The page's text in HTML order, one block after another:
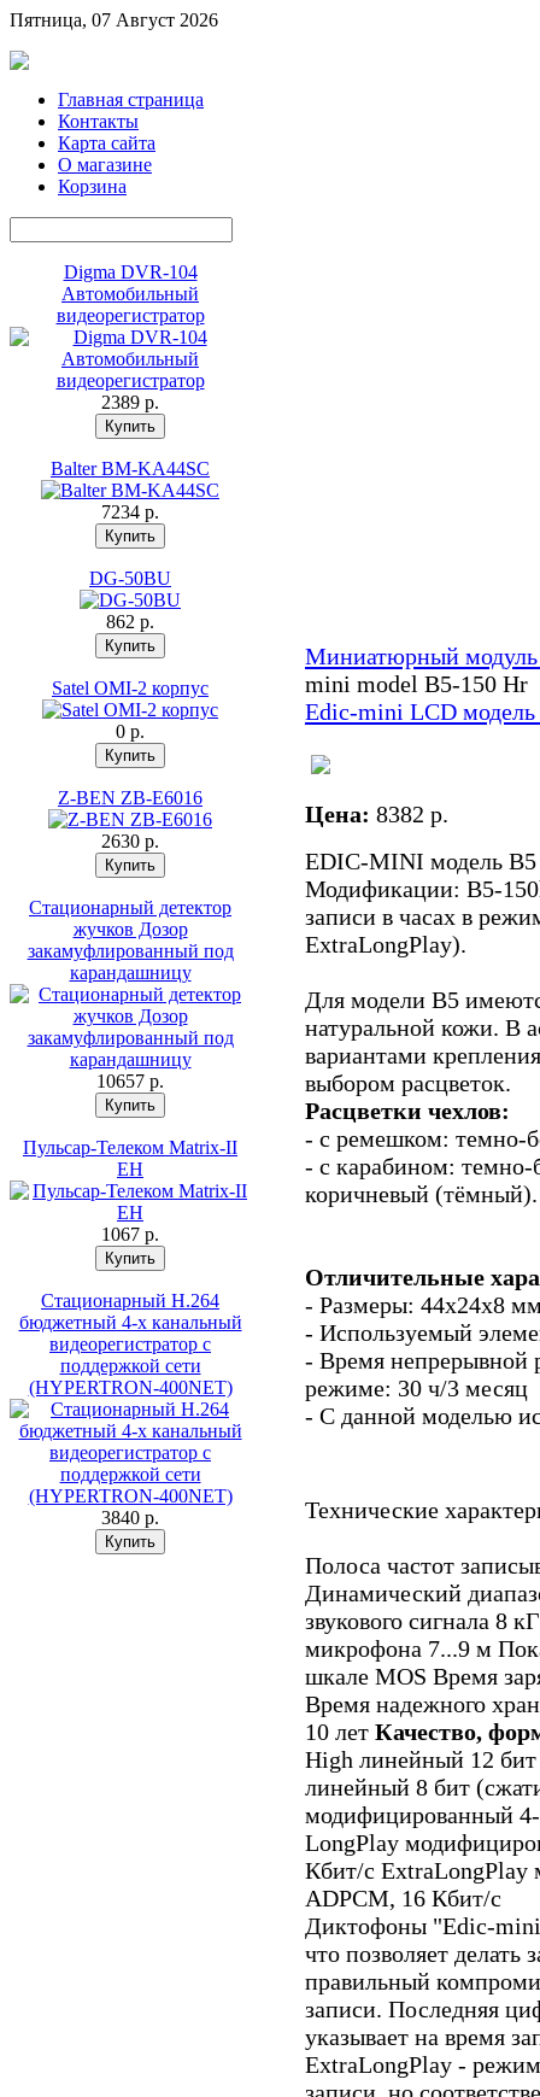
Пятница, 07 Август 2026
Главная страница
Контакты
Карта сайта
О магазине
Корзина
Digma DVR-104
Автомобильный
видеорегистратор
2389 p.
Balter BM-KA44SC
7234 p.
DG-50BU
862 p.
Satel OMI-2 корпус
0 p.
Z-BEN ZB-E6016
2630 p.
Стационарный детектор
жучков Дозор
закамуфлированный под
карандашницу
10657 p.
Пульсар-Телеком Matrix-II
EH
1067 p.
Стационарный H.264
бюджетный 4-х канальный
видеорегистратор с
поддержкой сети
(HYPERTRON-400NET)
3840 p.
Миниатюрный
mini model B5-150 Hr
Edic-mini LCD
Цена: 8382 p.
EDIC-MINI модель B5
Модификации: B5-
записи в часах в
ExtraLongPlay).
Для модели B5
натуральной кожи. В
вариантами
выбором расцветок.
Расцветки чехлов:
- с ремешком: темно-
- с карабином:
коричневый (тёмный).
Отличительные
- Размеры: 44х24х8
- Используемый
- Время непрерывной
режиме: 30 ч/3 месяц
- С данной моделью
Технические
Полоса частот
Динамический
звукового сигнала 8
микрофона 7...9 м
шкале MOS Время
Время надежного
10 лет Качество,
High линейный 12
линейный 8 бит
модифицированный
LongPlay
Кбит/с
ADPCM, 16 Кбит/с
Диктофоны "Edic-
что позволяет делать
правильный
записи. Последняя
указывает на время
ExtraLongPlay -